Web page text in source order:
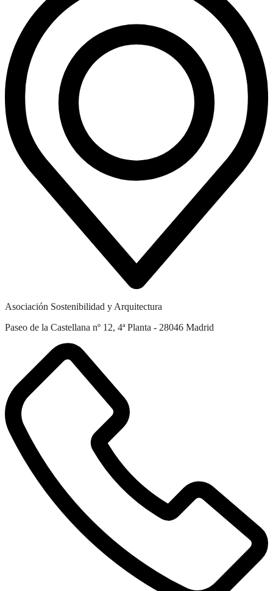
Asociación Sostenibilidad y Arquitectura
Paseo de la Castellana nº 12, 4ª Planta - 28046 Madrid